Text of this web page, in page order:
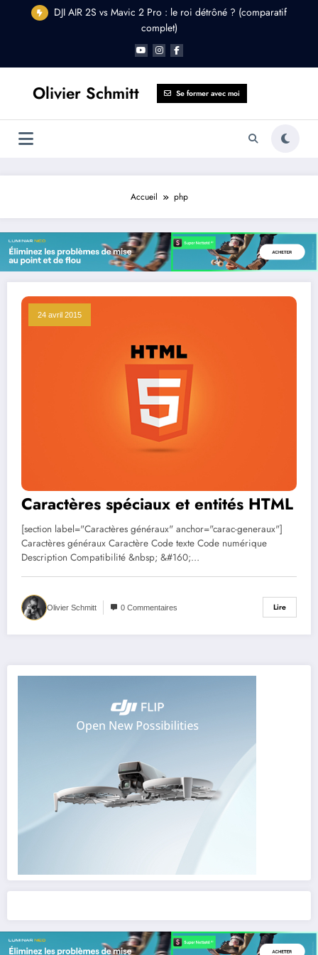
DJI AIR 2S vs Mavic 2 Pro : le roi détrôné ? (comparatif
complet)
Olivier Schmitt Se former avec moi
Accueil php
24 avril 2015
Caractères spéciaux et entités HTML
[section label="Caractères généraux" anchor="carac-generaux"]
Caractères généraux Caractère Code texte Code numérique
Description Compatibilité &nbsp; &#160;…
Olivier Schmitt 0 Commentaires Lire